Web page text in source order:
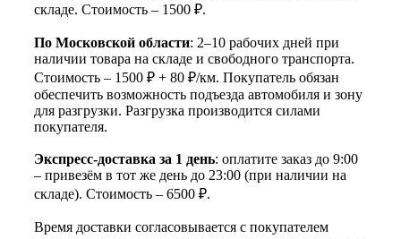
складе. Стоимость – 1500 ₽.
По Московской области: 2–10 рабочих дней при
наличии товара на складе и свободного транспорта.
Стоимость – 1500 ₽ + 80 ₽/км. Покупатель обязан
обеспечить возможность подъезда автомобиля и зону
для разгрузки. Разгрузка производится силами
покупателя.
Экспресс-доставка за 1 день: оплатите заказ до 9:00
– привезём в тот же день до 23:00 (при наличии на
складе). Стоимость – 6500 ₽.
Время доставки согласовывается с покупателем